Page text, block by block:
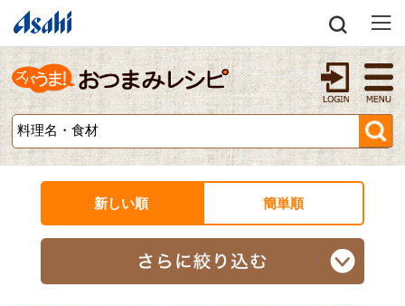
新しい順 簡単順